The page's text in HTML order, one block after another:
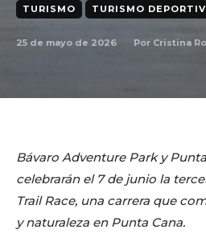
TURISMO TURISMO
25 de mayo de 2026 Por Cristina
Bávaro Adventure Park y
celebrarán el 7 de junio la
Trail Race, una carrera que
y naturaleza en Punta Cana.